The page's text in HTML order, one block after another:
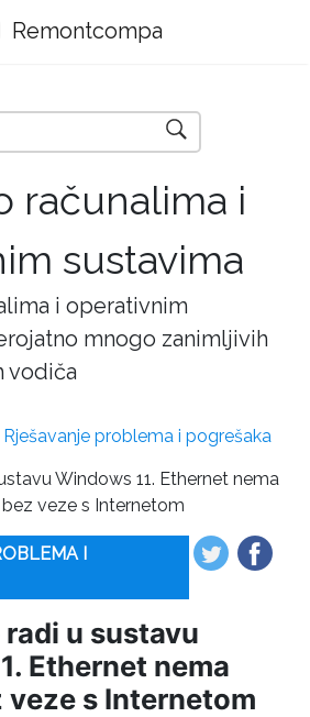
Remontcompa
računalima i
sustavima
i operativnim
mnogo zanimljivih
vodiča
Rješavanje problema i pogrešaka
Windows 11. Ethernet nema
veze s Internetom
I
u sustavu
Ethernet nema
veze s Internetom